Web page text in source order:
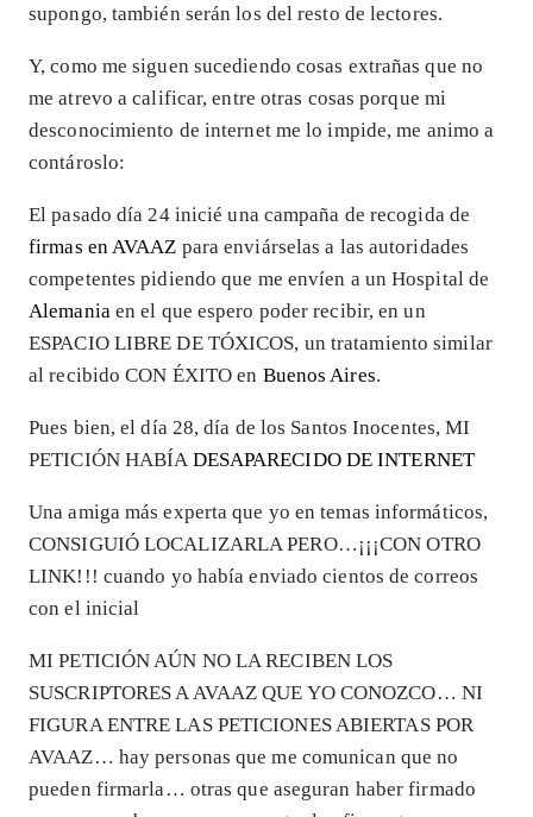
supongo, también serán los del resto de lectores.
Y, como me siguen sucediendo cosas extrañas que no
me atrevo a calificar, entre otras cosas porque mi
desconocimiento de internet me lo impide, me animo a
contároslo:
El pasado día 24 inicié una campaña de recogida de
firmas en AVAAZ para enviárselas a las autoridades
competentes pidiendo que me envíen a un Hospital de
Alemania en el que espero poder recibir, en un
ESPACIO LIBRE DE TÓXICOS, un tratamiento similar
al recibido CON ÉXITO en Buenos Aires.
Pues bien, el día 28, día de los Santos Inocentes, MI
PETICIÓN HABÍA DESAPARECIDO DE INTERNET
Una amiga más experta que yo en temas informáticos,
CONSIGUIÓ LOCALIZARLA PERO…¡¡¡CON OTRO
LINK!!! cuando yo había enviado cientos de correos
con el inicial
MI PETICIÓN AÚN NO LA RECIBEN LOS
SUSCRIPTORES A AVAAZ QUE YO CONOZCO… NI
FIGURA ENTRE LAS PETICIONES ABIERTAS POR
AVAAZ… hay personas que me comunican que no
pueden firmarla… otras que aseguran haber firmado